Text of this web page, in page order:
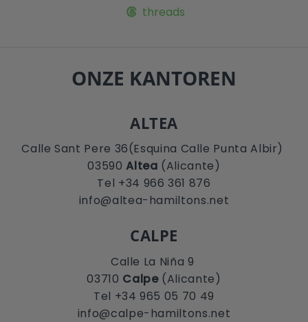
threads
ONZE KANTOREN
ALTEA
Calle Sant Pere 36(Esquina Calle Punta Albir)
03590Altea (Alicante)
Tel +34 966 361 876
info@altea-hamiltons.net
CALPE
Calle La Niña 9
03710 Calpe(Alicante)
Tel +34 965 05 70 49
info@calpe-hamiltons.net